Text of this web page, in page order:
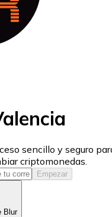
sencillo y seguro
criptomonedas.
Empezar
Blur